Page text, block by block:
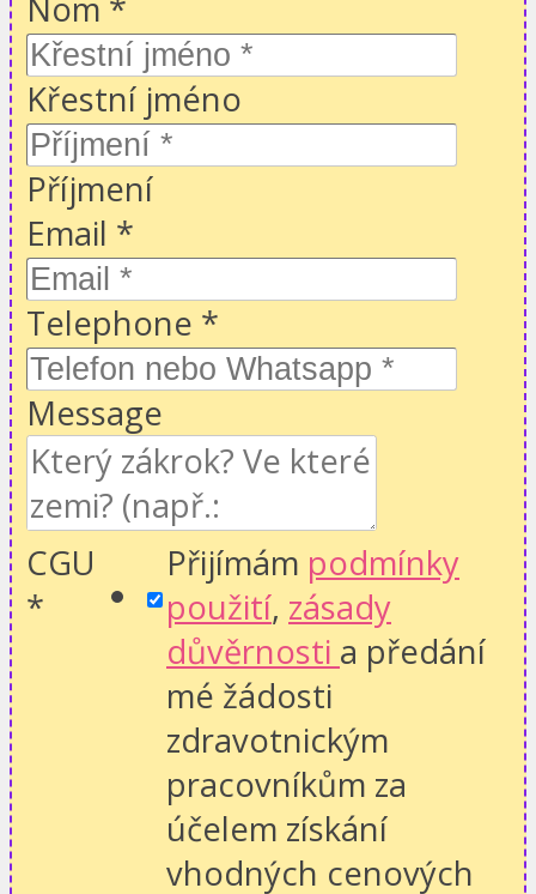
Křestní jméno
Příjmení
Email *
Telephone *
Message
CGU
*
Přijímám podmínky
použití, zásady
důvěrnosti a předání
mé žádosti
zdravotnickým
pracovníkům za
účelem získání
vhodných cenových